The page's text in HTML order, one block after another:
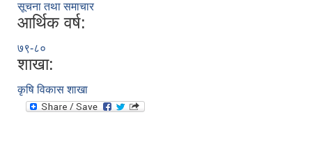
सूचना तथा समाचार
आर्थिक वर्ष:
७९-८०
शाखा:
कृषि विकास शाखा